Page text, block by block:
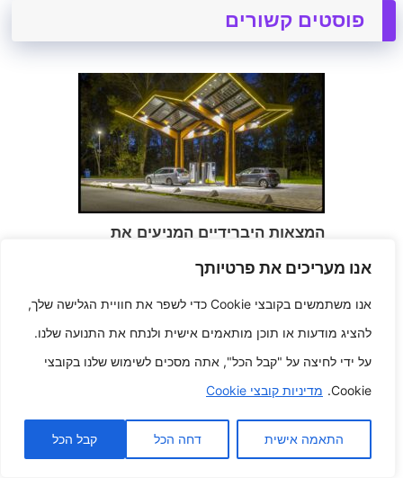
אנו מעריכים את פרטיותך
אנו משתמשים בקובצי Cookie כדי לשפר את חוויית הגלישה שלך,
להציג מודעות או תוכן מותאמים אישית ולנתח את התנועה שלנו.
על ידי לחיצה על "קבל הכל", אתה מסכים לשימוש שלנו בקובצי
Cookie. מדיניות קובצי Cookie
התאמה אישית דחה הכל קבל הכל
פוסטים קשורים
המצאות היברידיים המניעים את
קיימא